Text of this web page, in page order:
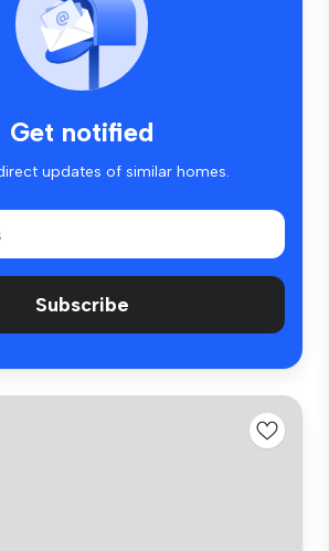
Get notified
updates of similar homes.
Subscribe